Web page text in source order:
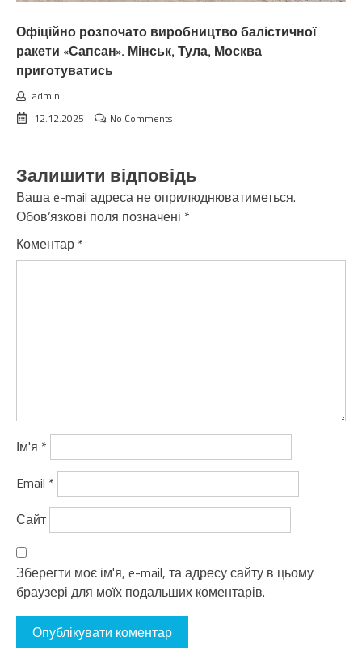
Офіційно розпочато виробництво балістичної
ракети «Сапсан». Мінськ, Тула, Москва
приготуватись
admin
12.12.2025
No Comments
Залишити відповідь
Ваша e-mail адреса не оприлюднюватиметься.
Обов’язкові поля позначені *
Коментар *
Ім'я *
Email *
Сайт
Зберегти моє ім'я, e-mail, та адресу сайту в цьому
браузері для моїх подальших коментарів.